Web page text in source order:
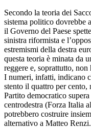
Secondo la teoria dei
sistema politico dovrebbe
il Governo del Paese
sinistra riformista e
estremismi della destra
questa teoria è minata da
reggere e, soprattutto,
I numeri, infatti, indicano
stento il quattro per cento,
Partito democratico
centrodestra (Forza Italia
potrebbero costruire
alternativo a Matteo Renzi.